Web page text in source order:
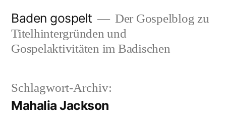
Inhalt
springen
Baden gospelt
Der Gospelblog zu
Titelhintergründen und
Gospelaktivitäten im Badischen
Schlagwort-Archiv:
Mahalia Jackson